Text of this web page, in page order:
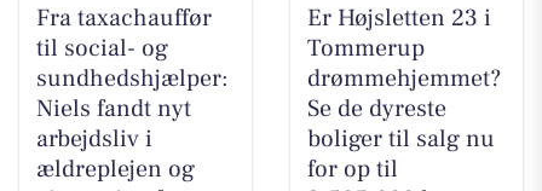
Fra taxachauffør
til social- og
sundhedshjælper:
Niels fandt nyt
arbejdsliv i
ældreplejen og
Er Højsletten 23 i
Tommerup
drømmehjemmet?
Se de dyreste
boliger til salg nu
for op til